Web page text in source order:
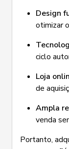
Design
otimizar
ciclo
Loja
de
Ampla
venda
Portanto,